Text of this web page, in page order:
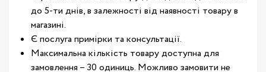
до 5-ти днів, в залежності від наявності товару в
магазині.
Є послуга примірки та консультації.
Максимальна кількість товару доступна для
замовлення – 30 одиниць. Можливо замовити не